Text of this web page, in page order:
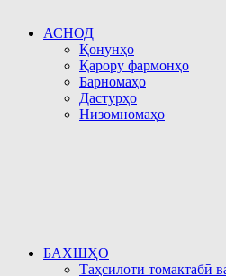
АСНОД
Қонунҳо
Қарору фармонҳо
Барномаҳо
Дастурҳо
Низомномаҳо
БАХШҲО
Таҳсилоти томактабӣ